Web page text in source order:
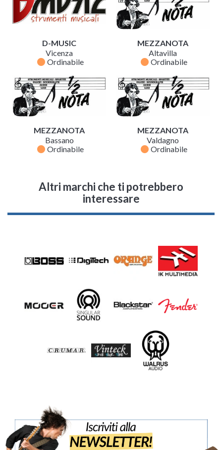
D-MUSIC
Vicenza
fiber_manual_record Ordinabile
MEZZANOTA
Altavilla
fiber_manual_record Ordinabile
MEZZANOTA
Bassano
fiber_manual_record Ordinabile
MEZZANOTA
Valdagno
fiber_manual_record Ordinabile
Altri marchi che ti potrebbero
interessare